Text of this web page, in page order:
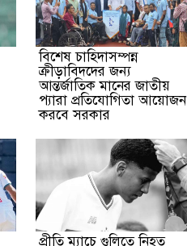
বিশেষ চাহিদাসম্পন্ন
ক্রীড়াবিদদের জন্য
আন্তর্জাতিক মানের জাতীয়
প্যারা প্রতিযোগিতা আয়োজন
করবে সরকার
প্রীতি ম্যাচে গুলিতে নিহত